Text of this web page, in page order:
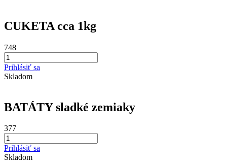
CUKETA cca 1kg
748
Prihlásiť sa
Skladom
BATÁTY sladké zemiaky
377
Prihlásiť sa
Skladom